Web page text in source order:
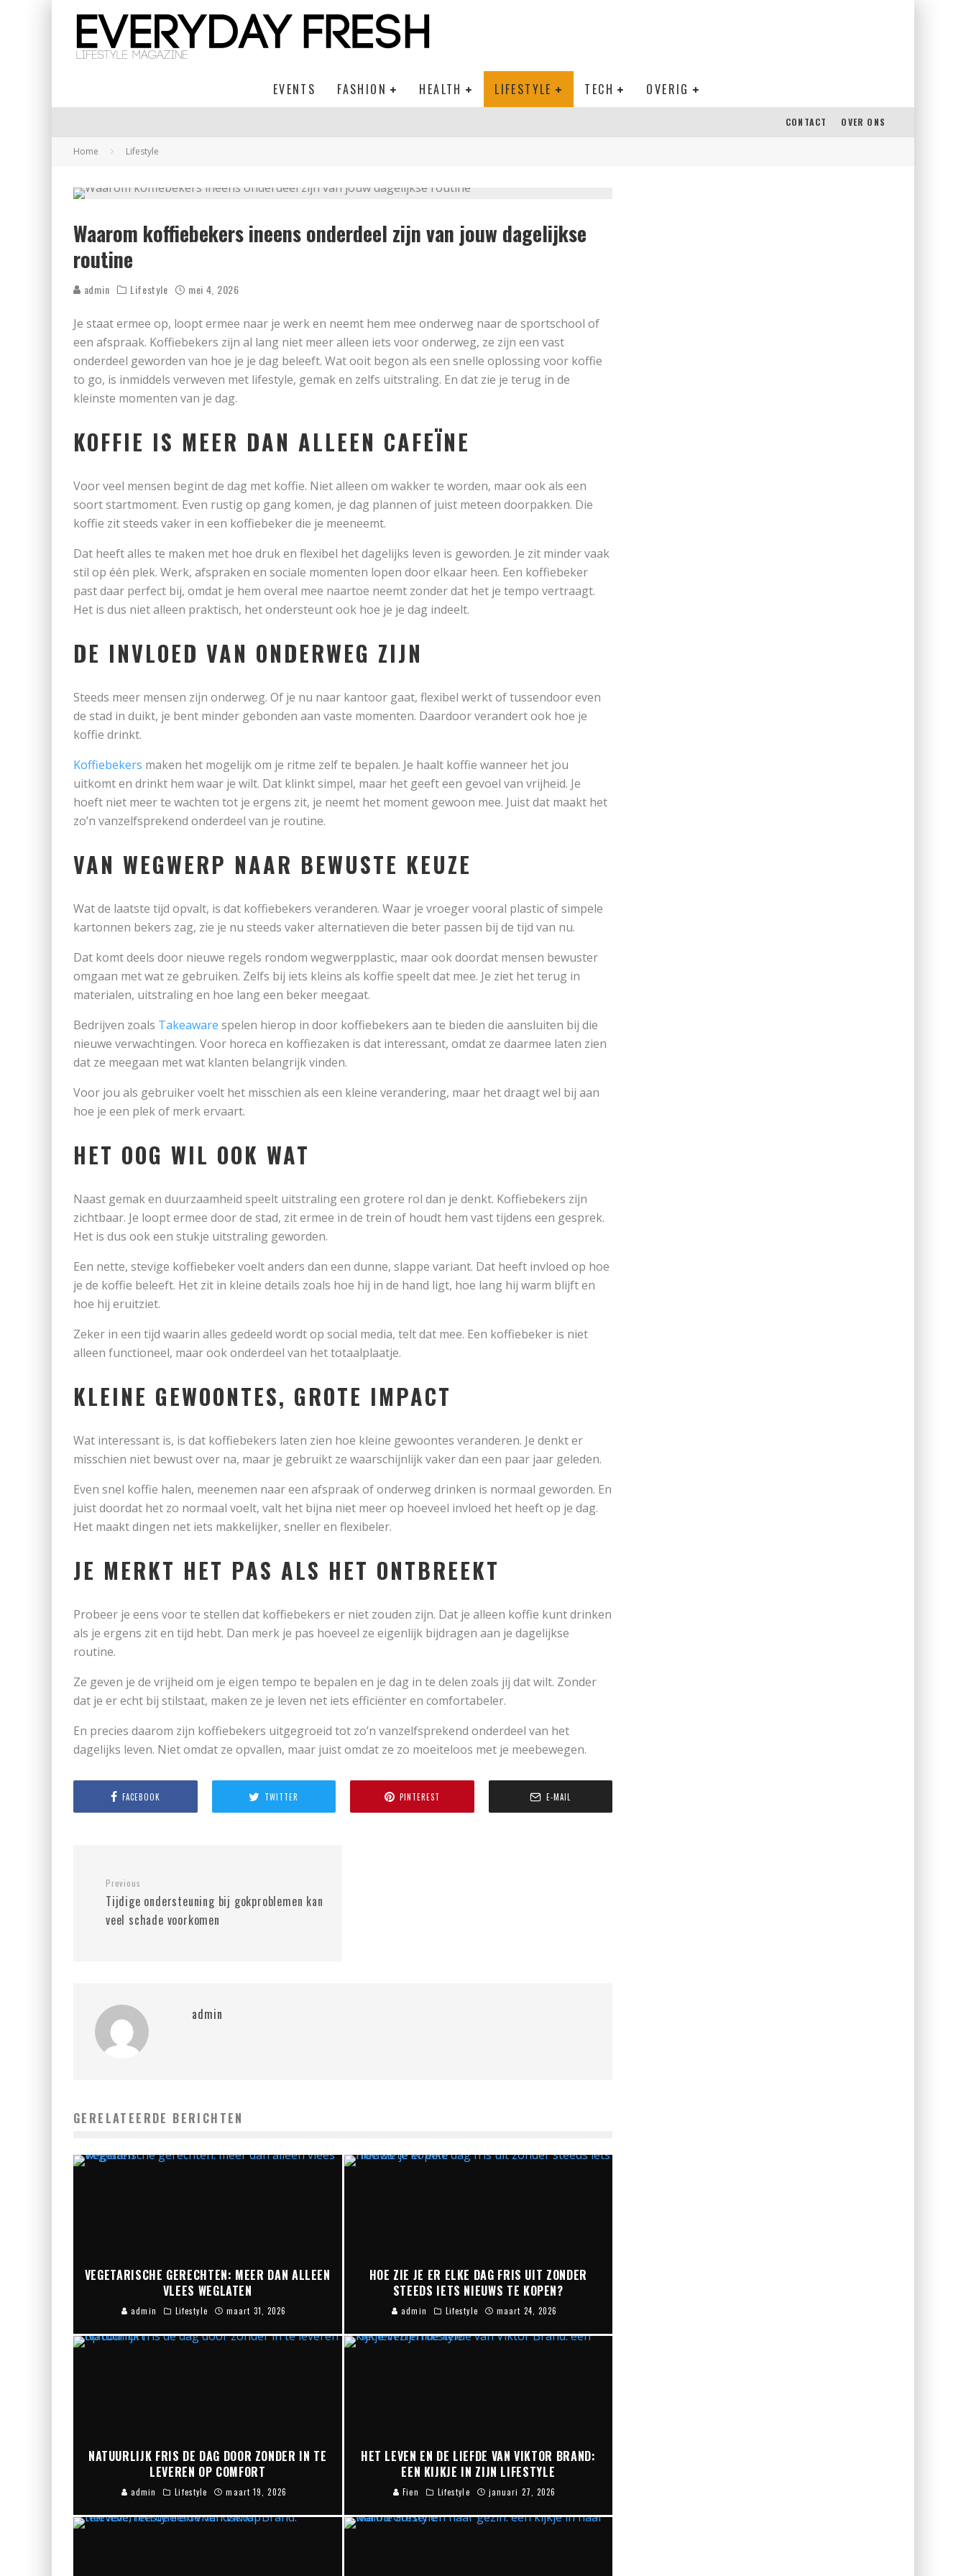
EVENTS FASHION HEALTH LIFESTYLE TECH OVERIG
CONTACT OVER ONS
Home Lifestyle
Waarom koffiebekers ineens onderdeel zijn van jouw dagelijkse
routine
admin Lifestyle mei 4, 2026
Je staat ermee op, loopt ermee naar je werk en neemt hem mee onderweg naar de sportschool of
een afspraak. Koffiebekers zijn al lang niet meer alleen iets voor onderweg, ze zijn een vast
onderdeel geworden van hoe je je dag beleeft. Wat ooit begon als een snelle oplossing voor koffie
to go, is inmiddels verweven met lifestyle, gemak en zelfs uitstraling. En dat zie je terug in de
kleinste momenten van je dag.
KOFFIE IS MEER DAN ALLEEN CAFEÏNE
Voor veel mensen begint de dag met koffie. Niet alleen om wakker te worden, maar ook als een
soort startmoment. Even rustig op gang komen, je dag plannen of juist meteen doorpakken. Die
koffie zit steeds vaker in een koffiebeker die je meeneemt.
Dat heeft alles te maken met hoe druk en flexibel het dagelijks leven is geworden. Je zit minder vaak
stil op één plek. Werk, afspraken en sociale momenten lopen door elkaar heen. Een koffiebeker
past daar perfect bij, omdat je hem overal mee naartoe neemt zonder dat het je tempo vertraagt.
Het is dus niet alleen praktisch, het ondersteunt ook hoe je je dag indeelt.
DE INVLOED VAN ONDERWEG ZIJN
Steeds meer mensen zijn onderweg. Of je nu naar kantoor gaat, flexibel werkt of tussendoor even
de stad in duikt, je bent minder gebonden aan vaste momenten. Daardoor verandert ook hoe je
koffie drinkt.
Koffiebekers maken het mogelijk om je ritme zelf te bepalen. Je haalt koffie wanneer het jou
uitkomt en drinkt hem waar je wilt. Dat klinkt simpel, maar het geeft een gevoel van vrijheid. Je
hoeft niet meer te wachten tot je ergens zit, je neemt het moment gewoon mee. Juist dat maakt het
zo’n vanzelfsprekend onderdeel van je routine.
VAN WEGWERP NAAR BEWUSTE KEUZE
Wat de laatste tijd opvalt, is dat koffiebekers veranderen. Waar je vroeger vooral plastic of simpele
kartonnen bekers zag, zie je nu steeds vaker alternatieven die beter passen bij de tijd van nu.
Dat komt deels door nieuwe regels rondom wegwerpplastic, maar ook doordat mensen bewuster
omgaan met wat ze gebruiken. Zelfs bij iets kleins als koffie speelt dat mee. Je ziet het terug in
materialen, uitstraling en hoe lang een beker meegaat.
Bedrijven zoals Takeaware spelen hierop in door koffiebekers aan te bieden die aansluiten bij die
nieuwe verwachtingen. Voor horeca en koffiezaken is dat interessant, omdat ze daarmee laten zien
dat ze meegaan met wat klanten belangrijk vinden.
Voor jou als gebruiker voelt het misschien als een kleine verandering, maar het draagt wel bij aan
hoe je een plek of merk ervaart.
HET OOG WIL OOK WAT
Naast gemak en duurzaamheid speelt uitstraling een grotere rol dan je denkt. Koffiebekers zijn
zichtbaar. Je loopt ermee door de stad, zit ermee in de trein of houdt hem vast tijdens een gesprek.
Het is dus ook een stukje uitstraling geworden.
Een nette, stevige koffiebeker voelt anders dan een dunne, slappe variant. Dat heeft invloed op hoe
je de koffie beleeft. Het zit in kleine details zoals hoe hij in de hand ligt, hoe lang hij warm blijft en
hoe hij eruitziet.
Zeker in een tijd waarin alles gedeeld wordt op social media, telt dat mee. Een koffiebeker is niet
alleen functioneel, maar ook onderdeel van het totaalplaatje.
KLEINE GEWOONTES, GROTE IMPACT
Wat interessant is, is dat koffiebekers laten zien hoe kleine gewoontes veranderen. Je denkt er
misschien niet bewust over na, maar je gebruikt ze waarschijnlijk vaker dan een paar jaar geleden.
Even snel koffie halen, meenemen naar een afspraak of onderweg drinken is normaal geworden. En
juist doordat het zo normaal voelt, valt het bijna niet meer op hoeveel invloed het heeft op je dag.
Het maakt dingen net iets makkelijker, sneller en flexibeler.
JE MERKT HET PAS ALS HET ONTBREEKT
Probeer je eens voor te stellen dat koffiebekers er niet zouden zijn. Dat je alleen koffie kunt drinken
als je ergens zit en tijd hebt. Dan merk je pas hoeveel ze eigenlijk bijdragen aan je dagelijkse
routine.
Ze geven je de vrijheid om je eigen tempo te bepalen en je dag in te delen zoals jij dat wilt. Zonder
dat je er echt bij stilstaat, maken ze je leven net iets efficiënter en comfortabeler.
En precies daarom zijn koffiebekers uitgegroeid tot zo’n vanzelfsprekend onderdeel van het
dagelijks leven. Niet omdat ze opvallen, maar juist omdat ze zo moeiteloos met je meebewegen.
FACEBOOK TWITTER PINTEREST E-MAIL
Previous
Tijdige ondersteuning bij gokproblemen kan
veel schade voorkomen
admin
GERELATEERDE BERICHTEN
VEGETARISCHE GERECHTEN: MEER DAN ALLEEN
VLEES WEGLATEN
admin Lifestyle maart 31, 2026
HOE ZIE JE ER ELKE DAG FRIS UIT ZONDER
STEEDS IETS NIEUWS TE KOPEN?
admin Lifestyle maart 24, 2026
NATUURLIJK FRIS DE DAG DOOR ZONDER IN TE
LEVEREN OP COMFORT
admin Lifestyle maart 19, 2026
HET LEVEN EN DE LIEFDE VAN VIKTOR BRAND:
EEN KIJKJE IN ZIJN LIFESTYLE
Fien Lifestyle januari 27, 2026